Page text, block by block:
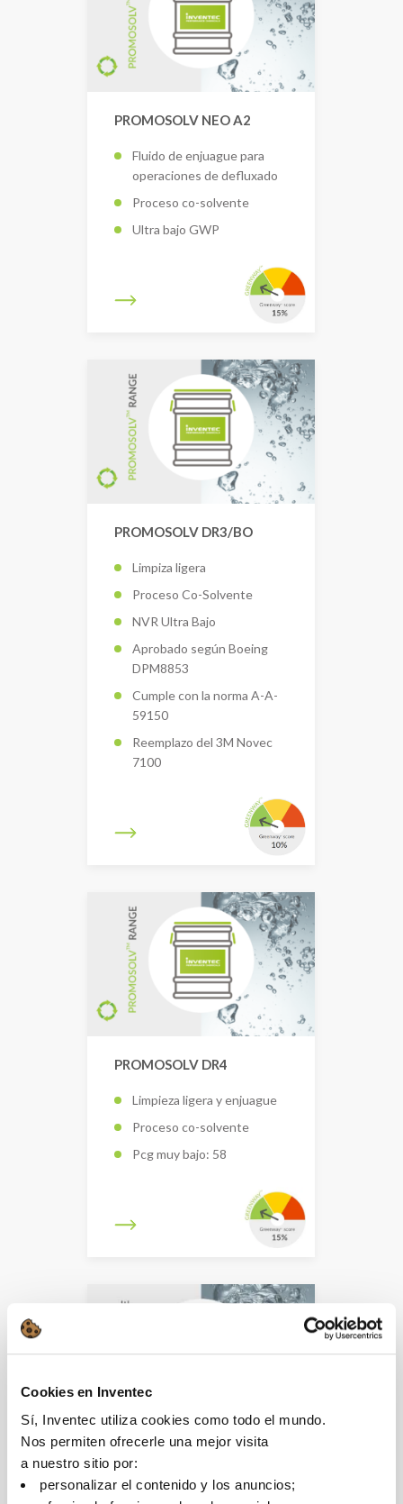
Cookies en Inventec
Sí, Inventec utiliza cookies como todo el mundo.
Nos permiten ofrecerle una mejor visita
a nuestro sitio por:
personalizar el contenido y los anuncios;
PROMOSOLV NEO A2
Fluido de enjuague para
operaciones de defluxado
Proceso co-solvente
Ultra bajo GWP
PROMOSOLV DR3/BO
Limpiza ligera
Proceso Co-Solvente
NVR Ultra Bajo
Aprobado según Boeing
DPM8853
Cumple con la norma A-A-
59150
Reemplazo del 3M Novec
7100
PROMOSOLV DR4
Limpieza ligera y enjuague
Proceso co-solvente
Pcg muy bajo: 58
Disolvente para la